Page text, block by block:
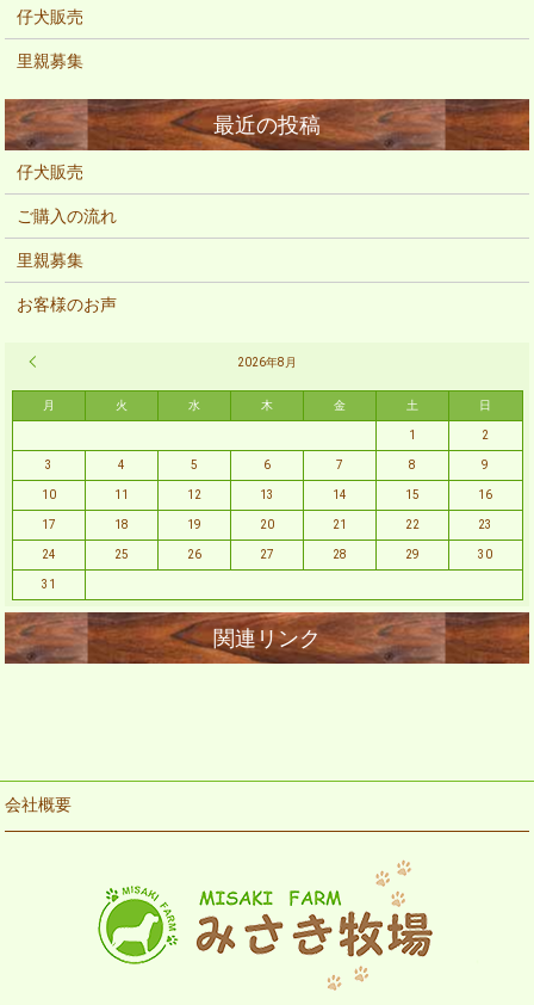
仔犬販売
里親募集
仔犬販売
ご購入の流れ
里親募集
お客様のお声
2026年8月
月 火 水 木 金 土 日
1 2
3 4 5 6 7 8 9
10 11 12 13 14 15 16
17 18 19 20 21 22 23
24 25 26 27 28 29 30
31
会社概要